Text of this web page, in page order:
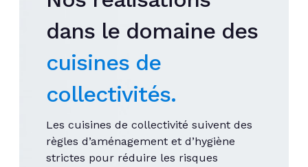
dans le domaine des
cuisines de
collectivités.
Les cuisines de collectivité suivent des
règles d’aménagement et d’hygiène
strictes pour réduire les risques